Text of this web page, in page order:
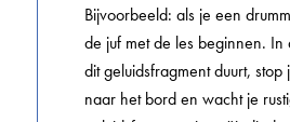
Bijvoorbeeld: als je een
de juf met de les beginnen.
dit geluidsfragment duurt,
naar het bord en wacht je